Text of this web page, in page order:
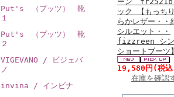
Put's （プッツ） 靴
１
Put's （プッツ） 靴
２
VIGEVANO / ビジェバ
ノ
invina / インビナ
ック 【もっち
らかレザー・・
シルエット・・
fizzreen シン
ショートブーツ】
19,580円 (税
在庫を確認